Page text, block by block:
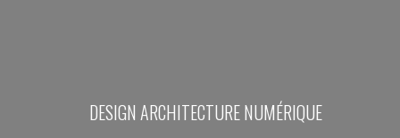
DESIGN ARCHITECTURE NUMÉRIQUE